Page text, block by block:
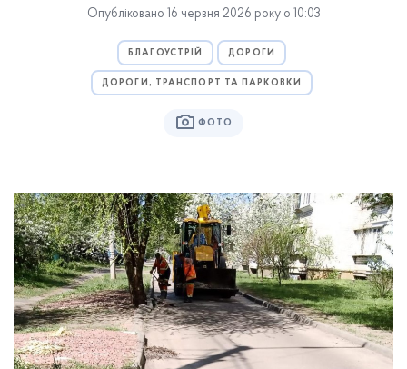
Опубліковано 16 червня 2026 року о 10:03
БЛАГОУСТРІЙ ДОРОГИ
ДОРОГИ, ТРАНСПОРТ ТА ПАРКОВКИ
ФОТО